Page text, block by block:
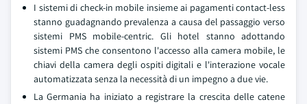
I sistemi di check-in mobile insieme ai pagamenti contact-less
stanno guadagnando prevalenza a causa del passaggio verso
sistemi PMS mobile-centric. Gli hotel stanno adottando
sistemi PMS che consentono l'accesso alla camera mobile, le
chiavi della camera degli ospiti digitali e l'interazione vocale
automatizzata senza la necessità di un impegno a due vie.
La Germania ha iniziato a registrare la crescita delle catene